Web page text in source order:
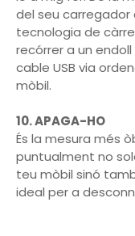
del seu
tecnologia de
recórrer a un
cable USB via
mòbil.
10. APAGA-HO
És la mesura més
puntualment no
teu mòbil sinó
ideal per a